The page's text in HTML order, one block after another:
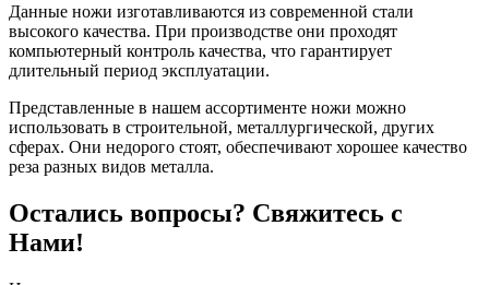
Данные ножи изготавливаются из современной стали
высокого качества. При производстве они проходят
компьютерный контроль качества, что гарантирует
длительный период эксплуатации.
Представленные в нашем ассортименте ножи можно
использовать в строительной, металлургической, других
сферах. Они недорого стоят, обеспечивают хорошее качество
реза разных видов металла.
Остались вопросы? Свяжитесь с
Нами!